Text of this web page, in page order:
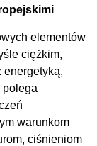
elementów
ciężkim,
energetyką,
polega
warunkom
ciśnieniom